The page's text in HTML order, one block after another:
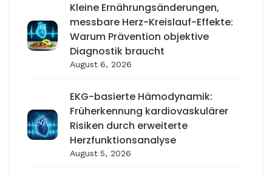
Kleine Ernährungsänderungen,
messbare Herz-Kreislauf-Effekte:
Warum Prävention objektive
Diagnostik braucht
August 6, 2026
EKG-basierte Hämodynamik:
Früherkennung kardiovaskulärer
Risiken durch erweiterte
Herzfunktionsanalyse
August 5, 2026